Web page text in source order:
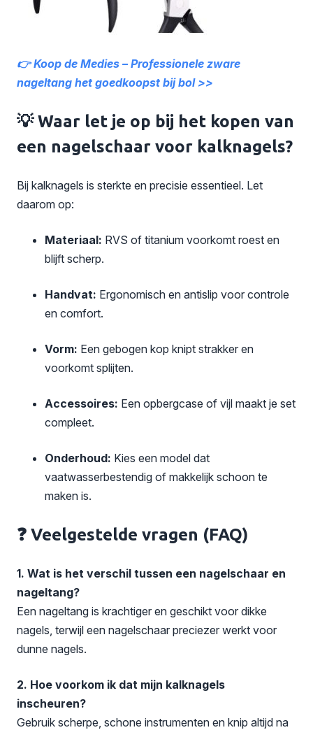
👉 Koop de Medies – Professionele zware
nageltang het goedkoopst bij bol >>
💡 Waar let je op bij het kopen van
een nagelschaar voor kalknagels?
Bij kalknagels is sterkte en precisie essentieel. Let
daarom op:
Materiaal: RVS of titanium voorkomt roest en
blijft scherp.
Handvat: Ergonomisch en antislip voor controle
en comfort.
Vorm: Een gebogen kop knipt strakker en
voorkomt splijten.
Accessoires: Een opbergcase of vijl maakt je set
compleet.
Onderhoud: Kies een model dat
vaatwasserbestendig of makkelijk schoon te
maken is.
❓ Veelgestelde vragen (FAQ)
1. Wat is het verschil tussen een nagelschaar en
nageltang?
Een nageltang is krachtiger en geschikt voor dikke
nagels, terwijl een nagelschaar preciezer werkt voor
dunne nagels.
2. Hoe voorkom ik dat mijn kalknagels
inscheuren?
Gebruik scherpe, schone instrumenten en knip altijd na